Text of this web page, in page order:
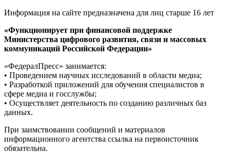
Информация на сайте предназначена для лиц старше 16 лет
«Функционирует при финансовой поддержке
Министерства цифрового развития, связи и массовых
коммуникаций Российской Федерации»
«ФедералПресс» занимается:
• Проведением научных исследований в области медиа;
• Разработкой приложений для обучения специалистов в
сфере медиа и госслужбы;
• Осуществляет деятельность по созданию различных баз
данных.
При заимствовании сообщений и материалов
информационного агентства ссылка на первоисточник
обязательна.